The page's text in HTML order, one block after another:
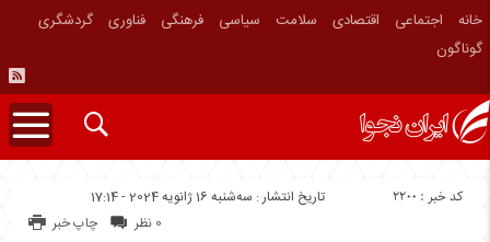
خانه اجتماعی اقتصادی سلامت سیاسی فرهنگی فناوری
گردشگری
گوناگون
تاریخ انتشار : سه‌شنبه 16 ژانویه 2024 - 17:14 کد خبر : 2200
چاپ خبر 0 نظر